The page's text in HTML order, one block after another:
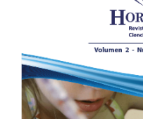
i
n
c
i